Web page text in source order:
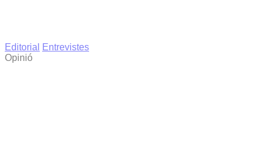
Editorial
Entrevistes
Opinió